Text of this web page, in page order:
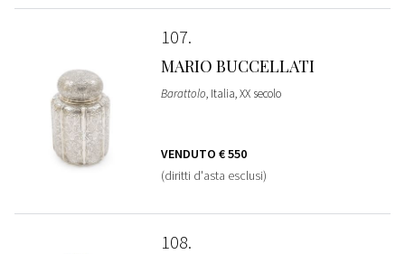
107
MARIO BUCCELLATI
Barattolo, Italia, XX secolo
VENDUTO € 550
(diritti d'asta esclusi)
108